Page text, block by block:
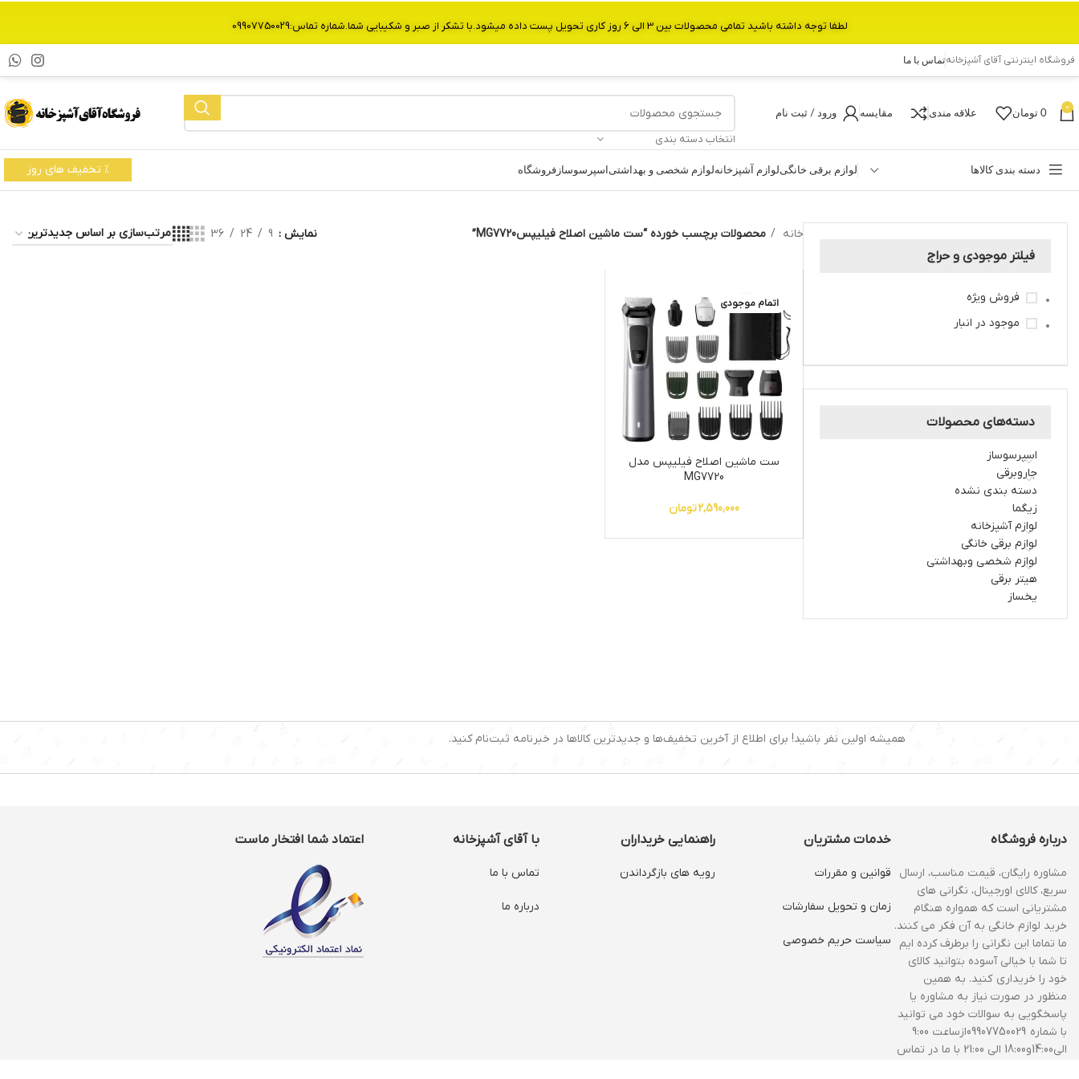
فروشگاه اینترنتی آقای آشپزخانهتماس با ما
0
0 تومان علاقه مندی مقایسه ورود / ثبت نام
انتخاب دسته بندی
دسته بندی کالاها لوازم برقی خانگیلوازم آشپزخانهلوازم شخصی و بهداشتی اسپرسوساز فروشگاه % تخفیف های روز
فیلتر موجودی و حراج
فروش ویژه
موجود در انبار
دسته‌های محصولات
اسپرسوساز
جاروبرقی
دسته بندی نشده
زیگما
لوازم آشپزخانه
لوازم برقی خانگی
لوازم شخصی وبهداشتی
هیتر برقی
یخساز
خانه محصولات برچسب خورده “ست ماشین اصلاح فیلیپسMG7720” نمایش 9
24
36
اتمام موجودی
ست ماشین اصلاح فیلیپس مدل
MG7720
2,590,000تومان
همیشه اولین نفر باشید! برای اطلاع از آخرین تخفیف‌ها و جدیدترین کالاها در خبرنامه ثبت‌نام کنید.
درباره فروشگاه
مشاوره رایگان، قیمت مناسب، ارسال
سریع، کالای اورجینال، نگرانی های
مشتریانی است که همواره هنگام
خرید لوازم خانگی به آن فکر می کنند.
ما تماما این نگرانی را برطرف کرده ایم
تا شما با خیالی آسوده بتوانید کالای
خود را خریداری کنید. به همین
منظور در صورت نیاز به مشاوره یا
پاسخگویی به سوالات خود می توانید
با شماره 09907750029ازساعت 9:00
الی14:00و18:00 الی 21:00 با ما در تماس
خدمات مشتریان
قوانین و مقررات
زمان و‌ تحویل سفارشات
سیاست حریم خصوصی
راهنمایی خریداران
رویه های بازگرداندن
با آقای آشپزخانه
تماس با ما
درباره ما
اعتماد شما افتخار ماست
لطفا توجه داشته باشید تمامی محصولات بین 3 الی 6 روز کاری تحویل پست داده میشود.با تشکر از صبر و شکیبایی شما.شماره تماس:09907750029